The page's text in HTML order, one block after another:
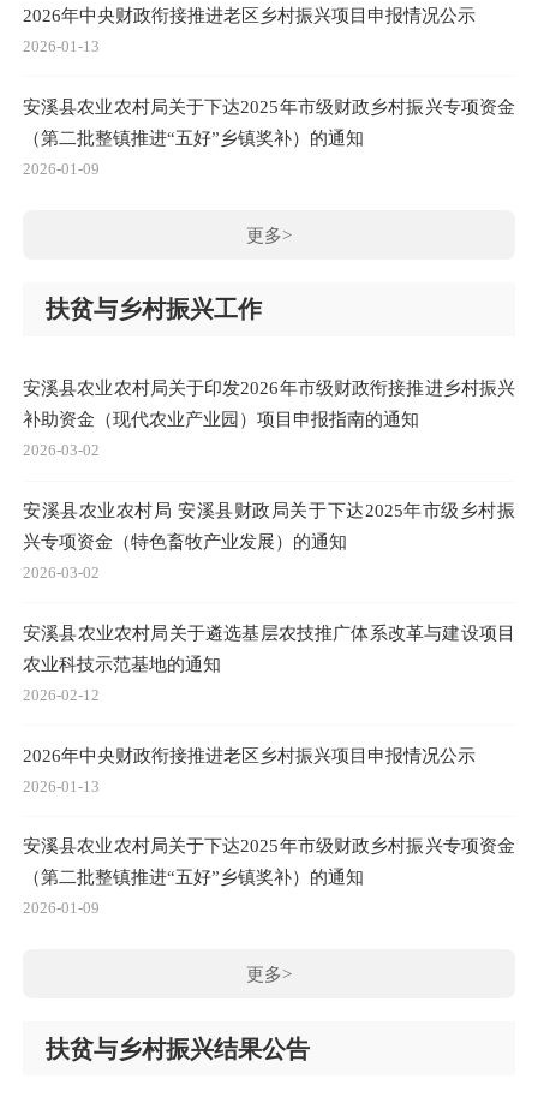
2026年中央财政衔接推进老区乡村振兴项目申报情况公示
2026-01-13
安溪县农业农村局关于下达2025年市级财政乡村振兴专项资金
（第二批整镇推进“五好”乡镇奖补）的通知
2026-01-09
更多>
扶贫与乡村振兴工作
安溪县农业农村局关于印发2026年市级财政衔接推进乡村振兴
补助资金（现代农业产业园）项目申报指南的通知
2026-03-02
安溪县农业农村局 安溪县财政局关于下达2025年市级乡村振
兴专项资金（特色畜牧产业发展）的通知
2026-03-02
安溪县农业农村局关于遴选基层农技推广体系改革与建设项目
农业科技示范基地的通知
2026-02-12
2026年中央财政衔接推进老区乡村振兴项目申报情况公示
2026-01-13
安溪县农业农村局关于下达2025年市级财政乡村振兴专项资金
（第二批整镇推进“五好”乡镇奖补）的通知
2026-01-09
更多>
扶贫与乡村振兴结果公告